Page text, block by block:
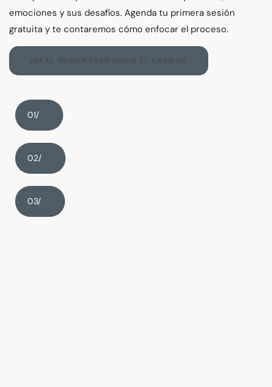
emociones y sus desafíos. Agenda tu primera sesión
gratuita y te contaremos cómo enfocar el proceso.
¡DA EL PRIMER PASO HACIA EL CAMBIO!
01/
02/
03/